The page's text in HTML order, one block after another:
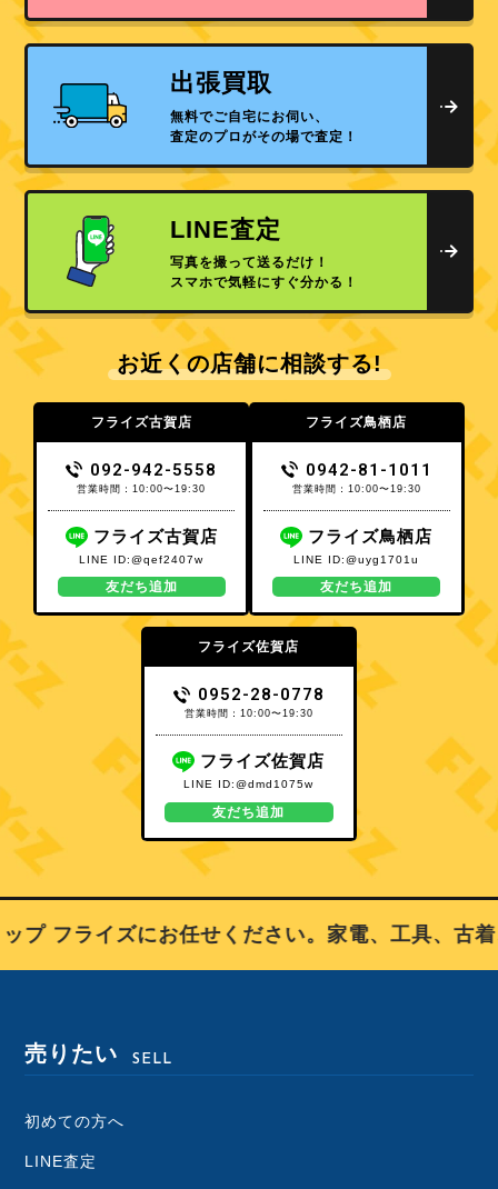
出張買取
無料でご自宅にお伺い、
査定のプロがその場で査定！
LINE査定
写真を撮って送るだけ！
スマホで気軽にすぐ分かる！
お近くの店舗に相談する!
フライズ古賀店
092-942-5558
営業時間：10:00〜19:30
フライズ古賀店
LINE ID:@qef2407w
友だち追加
フライズ鳥栖店
0942-81-1011
営業時間：10:00〜19:30
フライズ鳥栖店
LINE ID:@uyg1701u
友だち追加
フライズ佐賀店
0952-28-0778
営業時間：10:00〜19:30
フライズ佐賀店
LINE ID:@dmd1075w
友だち追加
フライズにお任せください。家電、工具、古着
売りたい SELL
初めての方へ
LINE査定